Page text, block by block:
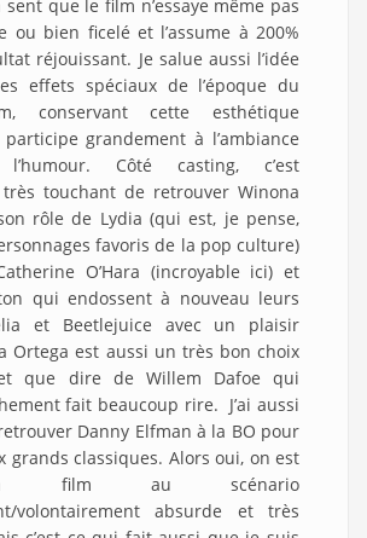
que le film n’essaye même pas
ou bien ficelé et l’assume à 200%
réjouissant. Je salue aussi l’idée
effets spéciaux de l’époque du
conservant cette esthétique
grandement à l’ambiance
Côté casting, c’est
touchant de retrouver Winona
rôle de Lydia (qui est, je pense,
favoris de la pop culture)
O’Hara (incroyable ici) et
qui endossent à nouveau leurs
et Beetlejuice avec un plaisir
Ortega est aussi un très bon choix
que dire de Willem Dafoe qui
fait beaucoup rire. J’ai aussi
Danny Elfman à la BO pour
grands classiques. Alors oui, on est
film au scénario
volontairement absurde et très